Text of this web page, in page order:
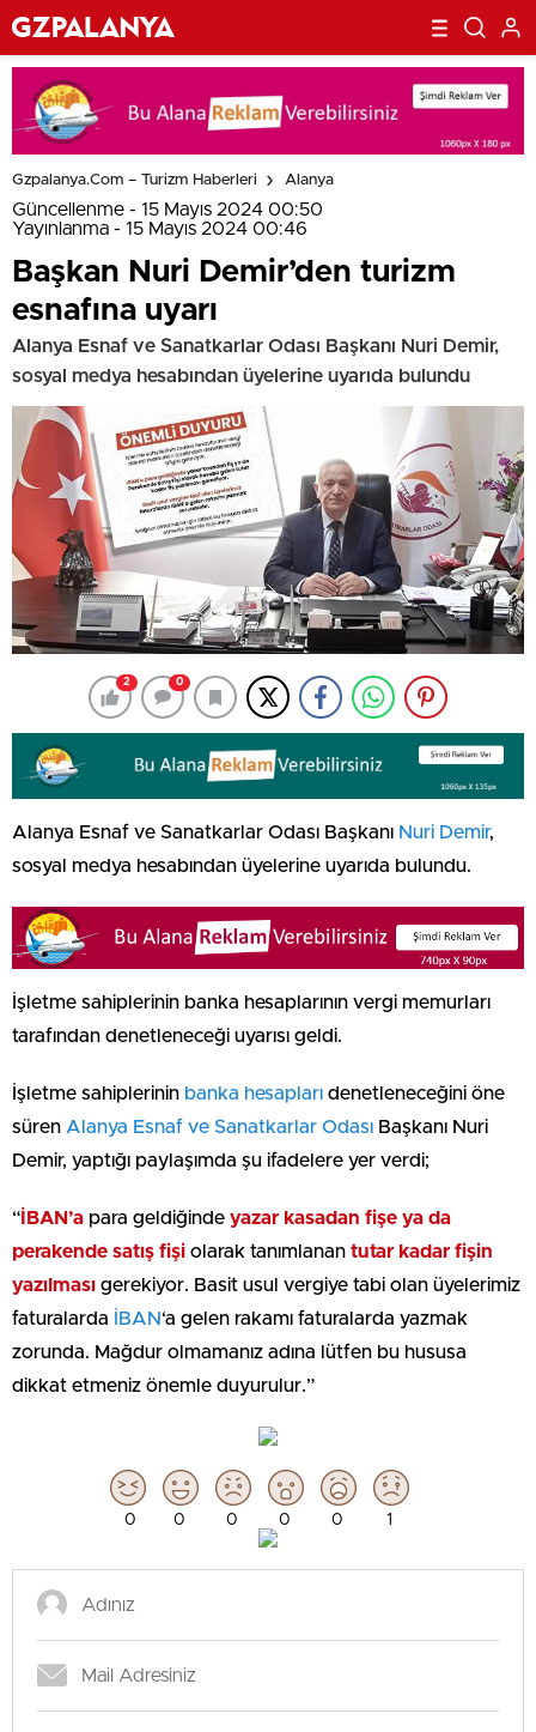
Gzpalanya.com – Turizm Haberleri Alanya
Güncellenme - 15 Mayıs 2024 00:50
Yayınlanma - 15 Mayıs 2024 00:46
Başkan Nuri Demir’den turizm
esnafına uyarı
Alanya Esnaf ve Sanatkarlar Odası Başkanı Nuri Demir,
sosyal medya hesabından üyelerine uyarıda bulundu
2 0
Alanya Esnaf ve Sanatkarlar Odası Başkanı Nuri Demir,
sosyal medya hesabından üyelerine uyarıda bulundu.
İşletme sahiplerinin banka hesaplarının vergi memurları
tarafından denetleneceği uyarısı geldi.
İşletme sahiplerinin banka hesapları denetleneceğini öne
süren Alanya Esnaf ve Sanatkarlar Odası Başkanı Nuri
Demir, yaptığı paylaşımda şu ifadelere yer verdi;
“ İBAN’a para geldiğinde yazar kasadan fişe ya da
perakende satış fişi olarak tanımlanan tutar kadar fişin
yazılması gerekiyor. Basit usul vergiye tabi olan üyelerimiz
faturalarda
İBAN‘a gelen rakamı faturalarda yazmak
zorunda. Mağdur olmamanız adına lütfen bu hususa
dikkat etmeniz önemle duyurulur.”
0 0 0 0 0 1